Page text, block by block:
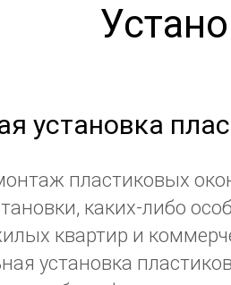
установка
пластиковых
каких-либо
квартир и
установка